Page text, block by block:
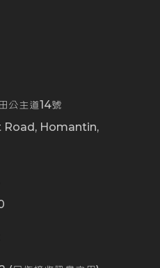
公主道14號
Road, Homantin,